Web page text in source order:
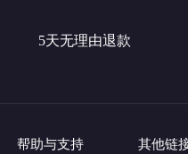
5天无理由退款
帮助与支持 其他链